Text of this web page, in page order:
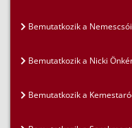
Bemutatkozik a
Bemutatkozik a Nicki
Bemutatkozik a